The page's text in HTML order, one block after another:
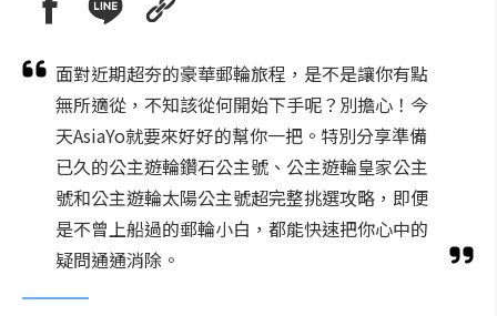
面對近期超夯的豪華郵輪旅程，是不是讓你有點
無所適從，不知該從何開始下手呢？別擔心！今
天AsiaYo就要來好好的幫你一把。特別分享準備
已久的公主遊輪鑽石公主號、公主遊輪皇家公主
號和公主遊輪太陽公主號超完整挑選攻略，即便
是不曾上船過的郵輪小白，都能快速把你心中的
疑問通通消除。